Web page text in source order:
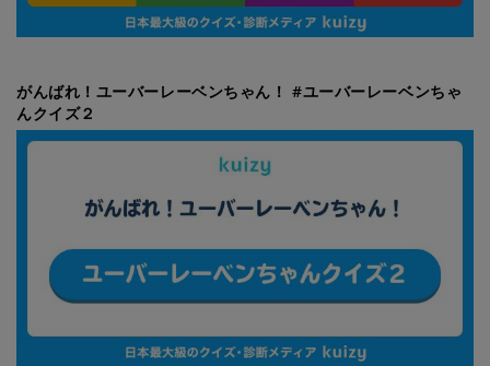
がんばれ！ユーバーレーベンちゃん！ #ユーバーレーベンちゃ
んクイズ２